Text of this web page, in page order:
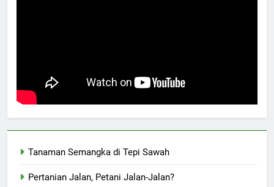
Tanaman Semangka di Tepi Sawah
Pertanian Jalan, Petani Jalan-Jalan?